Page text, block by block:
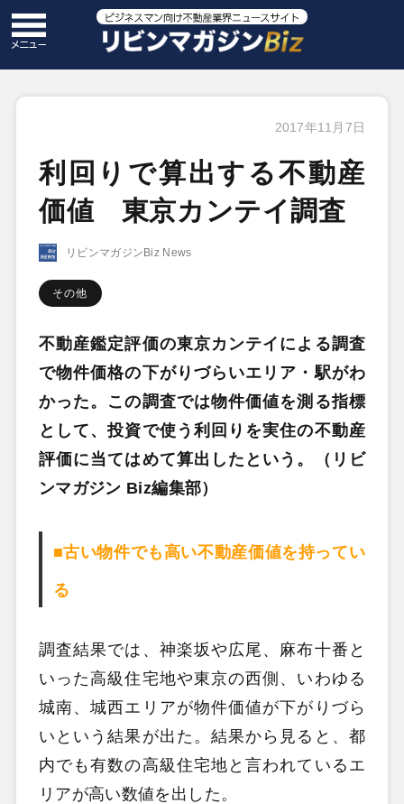
2017年11月7日
利回りで算出する不動産
価値 東京カンテイ調査
リビンマガジンBiz News
その他
不動産鑑定評価の東京カンテイによる調査
で物件価格の下がりづらいエリア・駅がわ
かった。この調査では物件価値を測る指標
として、投資で使う利回りを実住の不動産
評価に当てはめて算出したという。（リビ
ンマガジン Biz編集部）
■古い物件でも高い不動産価値を持ってい
る
調査結果では、神楽坂や広尾、麻布十番と
いった高級住宅地や東京の西側、いわゆる
城南、城西エリアが物件価値が下がりづら
いという結果が出た。結果から見ると、都
内でも有数の高級住宅地と言われているエ
リアが高い数値を出した。